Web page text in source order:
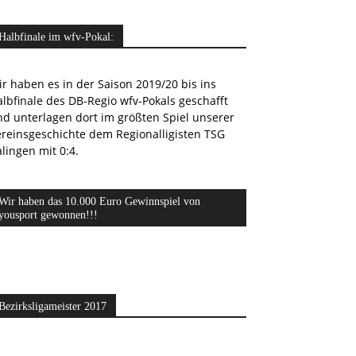
im wfv-Pokal:
haben es in der Saison 2019/20 bis ins
des DB-Regio wfv-Pokals geschafft
unterlagen dort im größten Spiel unserer
dem Regionalligisten TSG
mit 0:4.
haben das 10.000 Euro Gewinnspiel von
gewonnen!!!
2017